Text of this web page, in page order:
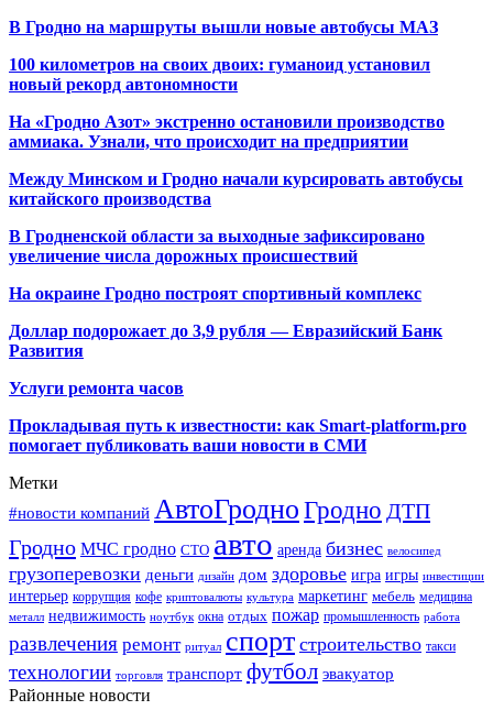
В Гродно на маршруты вышли новые автобусы МАЗ
100 километров на своих двоих: гуманоид установил
новый рекорд автономности
На «Гродно Азот» экстренно остановили производство
аммиака. Узнали, что происходит на предприятии
Между Минском и Гродно начали курсировать автобусы
китайского производства
В Гродненской области за выходные зафиксировано
увеличение числа дорожных происшествий
На окраине Гродно построят спортивный комплекс
Доллар подорожает до 3,9 рубля — Евразийский Банк
Развития
Услуги ремонта часов
Прокладывая путь к известности: как Smart-platform.pro
помогает публиковать ваши новости в СМИ
Метки
#новости компаний АвтоГродноГродно ДТП
Гродно МЧС гродно СТО авто аренда бизнес велосипед
грузоперевозки деньги дизайн дом здоровье игра игры инвестиции
интерьер коррупция кофе криптовалюты культура маркетинг мебель медицина
металл недвижимость ноутбук окна отдых пожар промышленность работа
развлечения ремонт ритуал спорт строительство такси
технологии торговля транспорт футбол эвакуатор
Районные новости